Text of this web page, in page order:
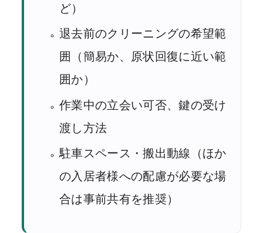
ど）
退去前のクリーニングの希望範
囲（簡易か、原状回復に近い範
囲か）
作業中の立会い可否、鍵の受け
渡し方法
駐車スペース・搬出動線（ほか
の入居者様への配慮が必要な場
合は事前共有を推奨）